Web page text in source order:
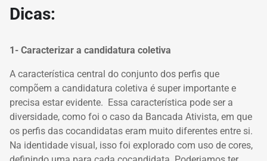
Dicas:
1- Caracterizar a candidatura coletiva
A característica central do conjunto dos perfis que
compõem a candidatura coletiva é super importante e
precisa estar evidente. Essa característica pode ser a
diversidade, como foi o caso da Bancada Ativista, em que
os perfis das cocandidatas eram muito diferentes entre si.
Na identidade visual, isso foi explorado com uso de cores,